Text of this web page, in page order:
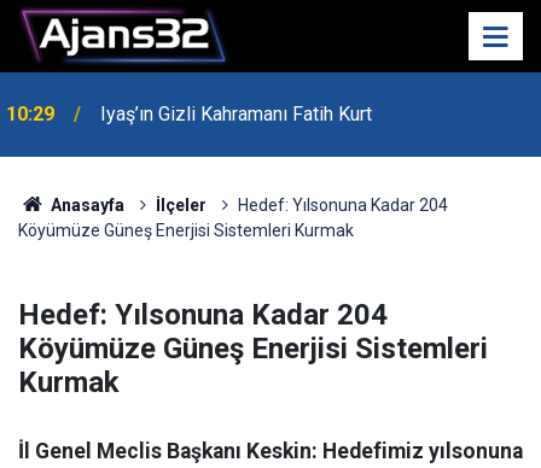
00:52 Isparta'da Asker Eğlencesinde Kavga Çıktı
Anasayfa İlçeler
Hedef: Yılsonuna Kadar 204
Köyümüze Güneş Enerjisi Sistemleri Kurmak
Hedef: Yılsonuna Kadar 204
Köyümüze Güneş Enerjisi Sistemleri
Kurmak
İl Genel Meclis Başkanı Keskin: Hedefimiz yılsonuna